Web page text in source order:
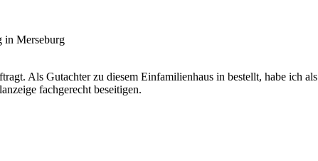
Als Gutachter zu diesem Einfamilienhaus in bestellt, habe ich
fachgerecht beseitigen.